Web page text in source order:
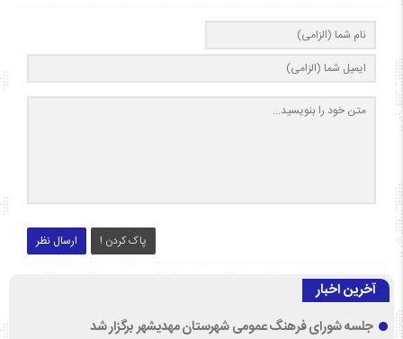
ارسال نظر پاک کردن !
آخرین اخبار
جلسه شورای فرهنگ عمومی شهرستان مهدیشهر برگزار شد